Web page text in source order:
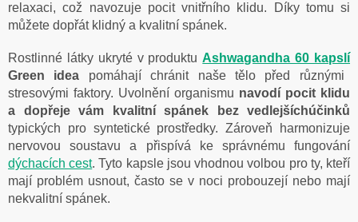
relaxaci, což navozuje pocit vnitřního klidu. Díky tomu si
můžete dopřát klidný a kvalitní spánek.
Rostlinné látky ukryté v produktuAshwagandha 60 kapslí
Green idea pomáhají chránit naše tělo před různými
stresovými faktory. Uvolnění organismu navodí pocit klidu
a dopřeje vám kvalitní spánek bez vedlejšíchúčinků
typických pro syntetické prostředky. Zároveň harmonizuje
nervovou soustavu a přispívá ke správnému fungování
dýchacích cest. Tyto kapsle jsou vhodnou volbou pro ty, kteří
mají problém usnout, často se v noci probouzejí nebo mají
nekvalitní spánek.